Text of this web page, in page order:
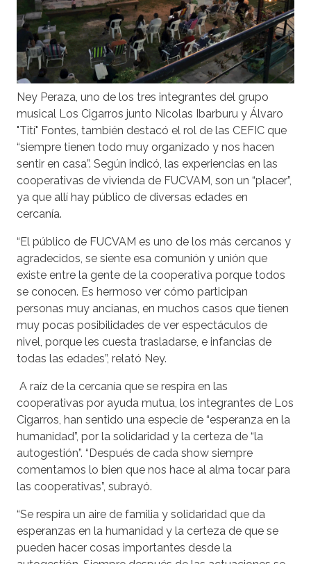
Ney Peraza, uno de los tres integrantes del grupo
musical Los Cigarros junto Nicolas Ibarburu y Álvaro
"Tití" Fontes, también destacó el rol de las CEFIC que
“siempre tienen todo muy organizado y nos hacen
sentir en casa”. Según indicó, las experiencias en las
cooperativas de vivienda de FUCVAM, son un “placer”,
ya que allí hay público de diversas edades en
cercanía.
“El público de FUCVAM es uno de los más cercanos y
agradecidos, se siente esa comunión y unión que
existe entre la gente de la cooperativa porque todos
se conocen. Es hermoso ver cómo participan
personas muy ancianas, en muchos casos que tienen
muy pocas posibilidades de ver espectáculos de
nivel, porque les cuesta trasladarse, e infancias de
todas las edades”, relató Ney.
A raíz de la cercanía que se respira en las
cooperativas por ayuda mutua, los integrantes de Los
Cigarros, han sentido una especie de “esperanza en la
humanidad”, por la solidaridad y la certeza de “la
autogestión”. “Después de cada show siempre
comentamos lo bien que nos hace al alma tocar para
las cooperativas”, subrayó.
“Se respira un aire de familia y solidaridad que da
esperanzas en la humanidad y la certeza de que se
pueden hacer cosas importantes desde la